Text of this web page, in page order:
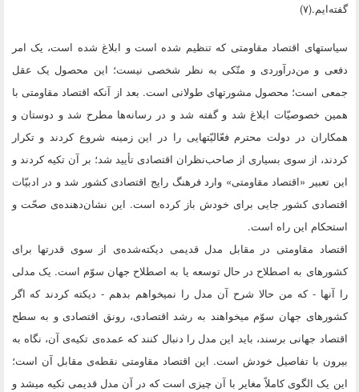
گفته‌ایم.(۷)
سیاستهاى اقتصاد مقاومتى که تنظیم شده است و ابلاغ شده است، یک امر
دفعى و من‌درآوردى و متّکى به نظر شخصى نیست؛ این محصول یک عقل
جمعى است؛ محصول مشورتهاى طولانى است. بعد از آنکه اقتصاد مقاومتى با
همین خصوصیّات ابلاغ شد و گفته شد و در رسانه‌ها مطرح شد و دوستان و
همکاران در دولت محترم فعّالیّتهایى را در این زمینه شروع کردند و تکرار
کردند، از سوى بسیارى از صاحب‌نظران اقتصادى تأیید شد؛ بر آن تکیه کردند و
این تعبیر «اقتصاد مقاومتى» وارد فرهنگ رایج اقتصادى کشور شد و در ادبیّات
اقتصادى کشور جایى براى خودش باز کرده است. این نشان‌دهنده‌ى صحّت و
استحکام این راه است.
اقتصاد مقاومتى در مقابل مدل قدیمى دیکته‌شده‌ى از سوى قدرتها براى
کشورهاى به اصطلاح در حال توسعه یا به اصطلاح جهان سوّم است. یک مدلى
را آنها - که من حالا شرح آن مدل را نمیخواهم بدهم - دیکته کردند که اگر
کشورهاى جهان سوّم میخواهند به رشد اقتصادى، رونق اقتصادى و به سطح
اقتصاد جهانى برسند، باید این مدل را دنبال کنند که عمده‌ى تکیه‌ى آن، نگاه به
بیرون با تفاصیل خودش است. این اقتصاد مقاومتى نقطه‌ى مقابل آن است؛
این یک الگوى کاملاً مغایر با آن چیزى است که در آن مدل قدیمى تکیه میشد و